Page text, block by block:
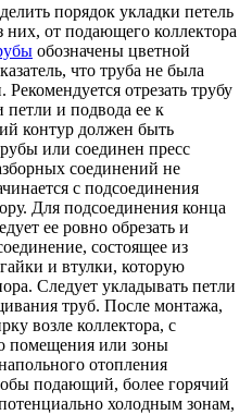
порядок укладки петель
от подающего коллектора
обозначены цветной
что труба не была
отрезать трубу
петли и подвода ее к
контур должен быть
или соединен пресс
соединений не
с подсоединения
Для подсоединения конца
ее ровно обрезать и
состоящее из
и втулки, которую
Следует укладывать петли
труб. После монтажа,
возле коллектора, с
помещения или зоны
отопления
подающий, более горячий
холодным зонам,